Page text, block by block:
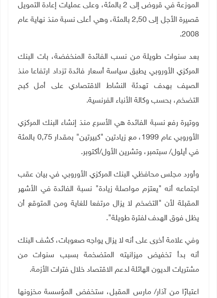
الموزعة في قروض إلى 2 بالمئة، وعلى عمليات إعادة التمويل
قصيرة الأجل إلى 2,50 بالمئة، وهي أعلى نسبة منذ نهاية عام
2008
.
بعد سنوات طويلة من نسب الفائدة المنخفضة، بات البنك
المركزي الأوروبي يطبق سياسة أسعار فائدة تزداد ارتفاعا منذ
الصيف بهدف تهدئة النشاط الاقتصادي على أمل كبح
التضخم، بحسب وكالة الأنباء الفرنسية.
ووتيرة رفع نسبة الفائدة هي الأسرع منذ إنشاء البنك المركزي
الأوروبي عام 1999، مع زيادتين "كبيرتين" بمقدار 0,75 بالمئة
في أيلول/ سبتمبر، وتشرين الأول/أكتوبر.
وأورد مجلس محافظي البنك المركزي الأوروبي في بيان عقب
اجتماعه أنه "يعتزم مواصلة زيادة" نسبة الفائدة في الأشهر
المقبلة لأن "التضخم لا يزال مرتفعا للغاية ومن المتوقع أن
يظل فوق الهدف لفترة طويلة".
وفي علامة أخرى على أنه لا يزال يواجه صعوبات، كشف البنك
أنه بدأ تخفيض ميزانيته المتضخمة بسبب سنوات من
مشتريات الديون الهائلة لدعم الاقتصاد خلال فترات الأزمة.
اعتبارًا من آذار/ مارس المقبل، ستخفض المؤسسة مخزونها